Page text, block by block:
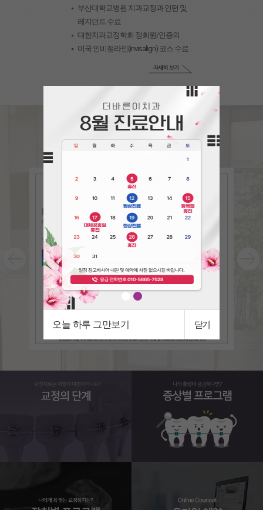
부산대학교병원 치과교정과 인턴 및
레지던트 수료
대한치과교정학회 정회원/인증의
미국 인비절라인(invisalign) 코스 수료
언론속의더바른이
The bareun-e in the press
오늘 하루 그만보기 닫기